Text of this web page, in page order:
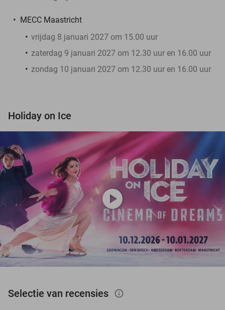
MECC Maastricht
vrijdag 8 januari 2027 om 15.00 uur
zaterdag 9 januari 2027 om 12.30 uur en 16.00 uur
zondag 10 januari 2027 om 12.30 uur en 16.00 uur
Holiday on Ice
play_circle
Selectie van recensies info_outlined